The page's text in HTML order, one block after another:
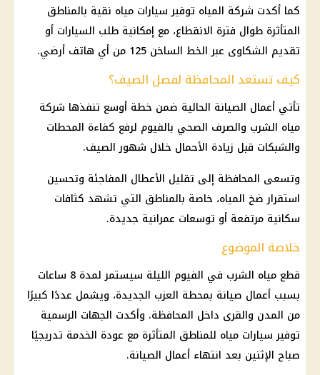
كما أكدت شركة المياه توفيرسيارات مياه نقية بالمناطق
المتأثرة طوال فترة الانقطاع، مع إمكانية طلب السيارات أو
تقديم الشكاوى عبرالخط الساخن 125 من أي هاتف أرضي.
كيف تستعد المحافظة لفصل الصيف؟
تأتي أعمال الصيانة الحالية ضمن خطة أوسع تنفذها شركة
مياه الشرب والصرف الصحي بالفيوم لرفع كفاءة المحطات
والشبكات قبل زيادة الأحمال خلال شهورالصيف.
وتسعى المحافظة إلى تقليل الأعطال المفاجئة وتحسين
استقرار ضخ المياه، خاصة بالمناطق التي تشهد كثافات
سكانية مرتفعة أو توسعات عمرانية جديدة.
خلاصة الموضوع
قطع مياه
الشرب في الفيوم الليلة سيستمر لمدة 8 ساعات
بسبب أعمال صيانة بمحطة العزب الجديدة، ويشمل عددًا كبيرًا
من المدن والقرى داخل المحافظة. وأكدت الجهات الرسمية
توفيرسيارات مياه للمناطق المتأثرة مع عودة الخدمة تدريجيًا
صباح الإثنين بعد انتهاء أعمال الصيانة.